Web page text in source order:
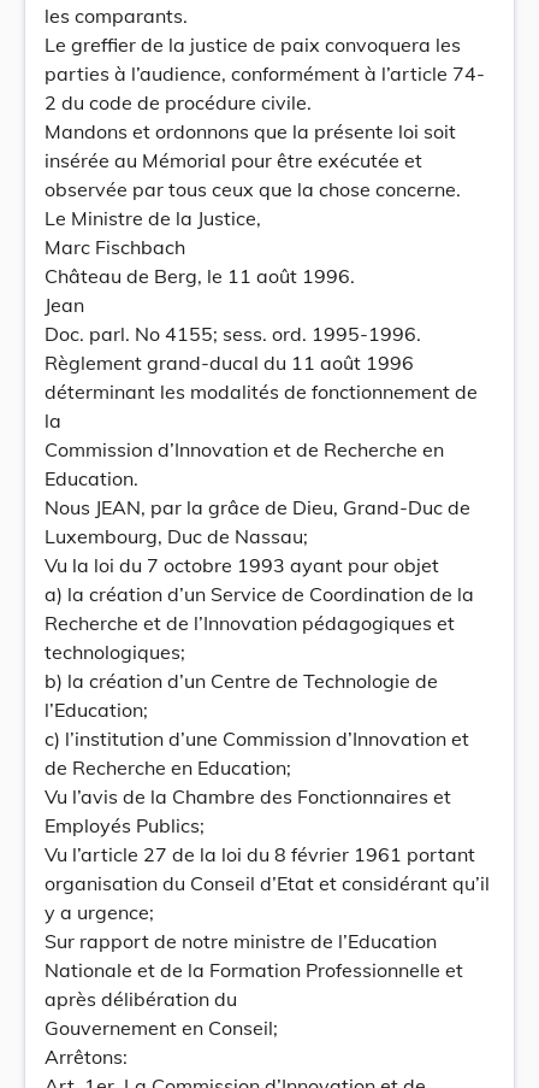
les comparants.
Le greffier de la justice de paix convoquera les
parties à l’audience, conformément à l’article 74-
2 du code de procédure civile.
Mandons et ordonnons que la présente loi soit
insérée au Mémorial pour être exécutée et
observée par tous ceux que la chose concerne.
Le Ministre de la Justice,
Marc Fischbach
Château de Berg, le 11 août 1996.
Jean
Doc. parl. No 4155; sess. ord. 1995-1996.
Règlement grand-ducal du 11 août 1996
déterminant les modalités de fonctionnement de
la
Commission d’Innovation et de Recherche en
Education.
Nous JEAN, par la grâce de Dieu, Grand-Duc de
Luxembourg, Duc de Nassau;
Vu la loi du 7 octobre 1993 ayant pour objet
a) la création d’un Service de Coordination de la
Recherche et de l’Innovation pédagogiques et
technologiques;
b) la création d’un Centre de Technologie de
l’Education;
c) l’institution d’une Commission d’Innovation et
de Recherche en Education;
Vu l’avis de la Chambre des Fonctionnaires et
Employés Publics;
Vu l’article 27 de la loi du 8 février 1961 portant
organisation du Conseil d’Etat et considérant qu’il
y a urgence;
Sur rapport de notre ministre de l’Education
Nationale et de la Formation Professionnelle et
après délibération du
Gouvernement en Conseil;
Arrêtons: